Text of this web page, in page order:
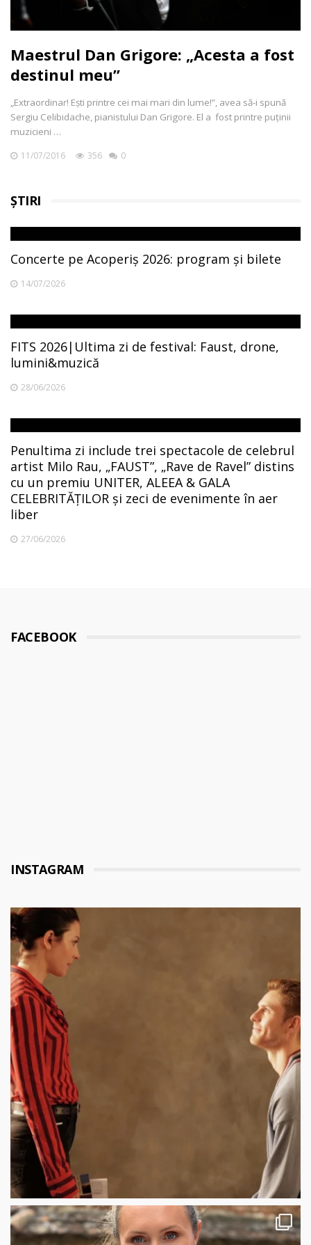
Maestrul Dan Grigore: „Acesta a fost
destinul meu”
„Extraordinar! Ești printre cei mai mari din lume!”, avea să-i spună
Sergiu Celibidache, pianistului Dan Grigore. El a fost printre puținii
muzicieni …
11/07/2016 356 0
ȘTIRI
Concerte pe Acoperiș 2026: program și bilete
14/07/2026
FITS 2026|Ultima zi de festival: Faust, drone,
lumini&muzică
28/06/2026
Penultima zi include trei spectacole de celebrul
artist Milo Rau, „FAUST”, „Rave de Ravel” distins
cu un premiu UNITER, ALEEA & GALA
CELEBRITĂȚILOR și zeci de evenimente în aer
liber
27/06/2026
FACEBOOK
INSTAGRAM